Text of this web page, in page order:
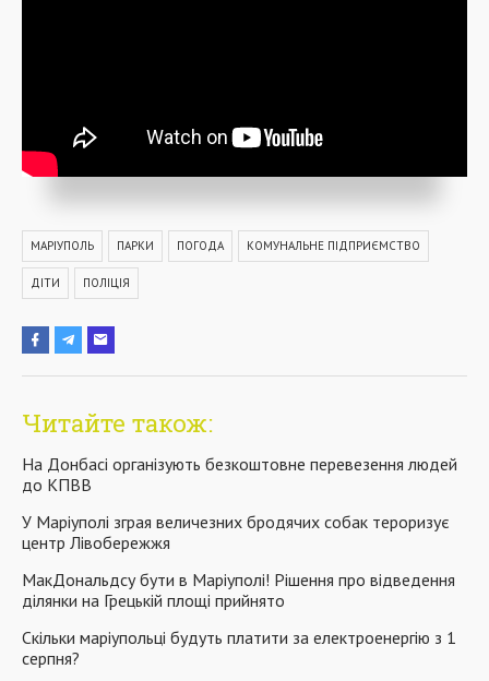
МАРІУПОЛЬ ПАРКИ ПОГОДА КОМУНАЛЬНЕ ПІДПРИЄМСТВО
ДІТИ ПОЛІЦІЯ
Читайте також:
На Донбасі організують безкоштовне перевезення людей
до КПВВ
У Маріуполі зграя величезних бродячих собак тероризує
центр Лівобережжя
МакДональдсу бути в Маріуполі! Рішення про відведення
ділянки на Грецькій площі прийнято
Скільки маріупольці будуть платити за електроенергію з 1
серпня?